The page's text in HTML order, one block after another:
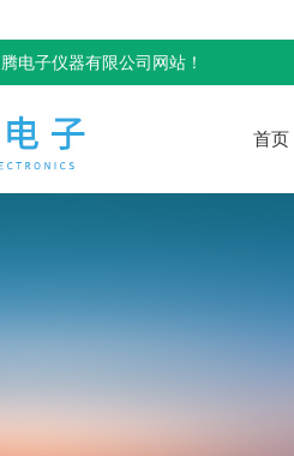
电子仪器有限公司网站！
首页